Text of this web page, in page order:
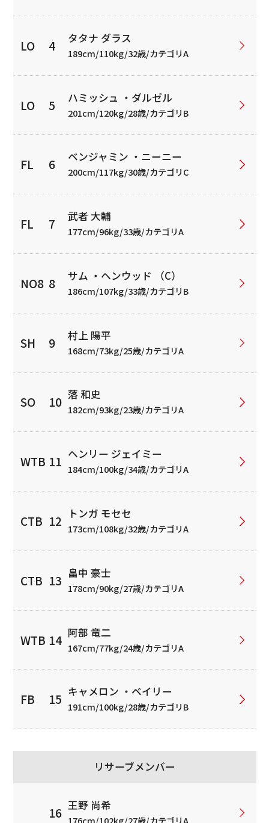
タタナ ダラス
189cm/110kg/32歳/カテゴリA
ハミッシュ ・ダルゼル
201cm/120kg/28歳/カテゴリB
ベンジャミン ・ニーニー
200cm/117kg/30歳/カテゴリC
武者 大輔
177cm/96kg/33歳/カテゴリA
サム ・ヘンウッド （C）
186cm/107kg/33歳/カテゴリB
村上 陽平
168cm/73kg/25歳/カテゴリA
落 和史
182cm/93kg/23歳/カテゴリA
ヘンリー ジェイミー
184cm/100kg/34歳/カテゴリA
トンガ モセセ
173cm/108kg/32歳/カテゴリA
畠中 豪士
178cm/90kg/27歳/カテゴリA
阿部 竜二
167cm/77kg/24歳/カテゴリA
キャメロン ・ベイリー
191cm/100kg/28歳/カテゴリB
リサーブメンバー
王野 尚希
176cm/102kg/27歳/カテゴリA